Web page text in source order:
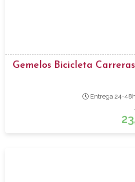
Gemelos Bicicleta Carreras
Entrega 24-48h